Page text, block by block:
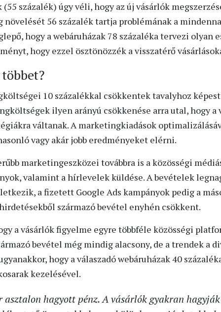
százalék) úgy véli, hogy az új vásárlók
növelését 56 százalék tartja problémának a
hogy a webáruházak 78 százaléka tervezi olyan
hogy ezzel ösztönözzék a visszatérő
10 százalékkal csökkentek tavalyhoz
ilyen arányú csökkenése arra utal, hogy a
váltanak. A marketingkiadások
vagy akár jobb eredményeket elérni.
marketingeszközei továbbra is a közösségi
valamint a hírlevelek küldése. A bevételek
a fizetett Google Ads kampányok pedig a
származó bevétel enyhén csökkent.
a vásárlók figyelme egyre többféle közösségi
bevétel még mindig alacsony, de a trendek a
hogy a válaszadó webáruházak 40
kezelésével.
asztalon hagyott pénz. A vásárlók gyakran